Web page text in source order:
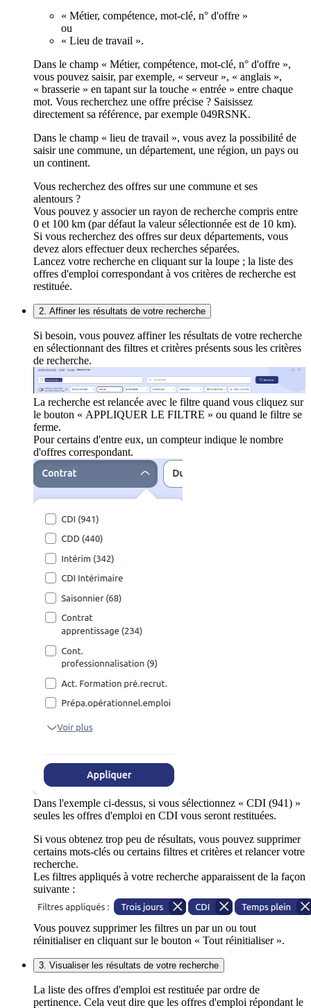
« Métier, compétence, mot-clé, n° d'offre »
ou
« Lieu de travail ».
Dans le champ « Métier, compétence, mot-clé, n° d'offre »,
vous pouvez saisir, par exemple, « serveur », « anglais »,
« brasserie » en tapant sur la touche « entrée » entre chaque
mot. Vous recherchez une offre précise ? Saisissez
directement sa référence, par exemple 049RSNK.
Dans le champ « lieu de travail », vous avez la possibilité de
saisir une commune, un département, une région, un pays ou
un continent.
Vous recherchez des offres sur une commune et ses
alentours ?
Vous pouvez y associer un rayon de recherche compris entre
0 et 100 km (par défaut la valeur sélectionnée est de 10 km).
Si vous recherchez des offres sur deux départements, vous
devez alors effectuer deux recherches séparées.
Lancez votre recherche en cliquant sur la loupe ; la liste des
offres d'emploi correspondant à vos critères de recherche est
restituée.
2. Affiner les résultats de votre recherche
Si besoin, vous pouvez affiner les résultats de votre recherche
en sélectionnant des filtres et critères présents sous les critères
de recherche.
La recherche est relancée avec le filtre quand vous cliquez sur
le bouton « APPLIQUER LE FILTRE » ou quand le filtre se
ferme.
Pour certains d'entre eux, un compteur indique le nombre
d'offres correspondant.
Dans l'exemple ci-dessus, si vous sélectionnez « CDI (941) »
seules les offres d'emploi en CDI vous seront restituées.
Si vous obtenez trop peu de résultats, vous pouvez supprimer
certains mots-clés ou certains filtres et critères et relancer votre
recherche.
Les filtres appliqués à votre recherche apparaissent de la façon
suivante :
Vous pouvez supprimer les filtres un par un ou tout
réinitialiser en cliquant sur le bouton « Tout réinitialiser ».
3. Visualiser les résultats de votre recherche
La liste des offres d'emploi est restituée par ordre de
pertinence. Cela veut dire que les offres d'emploi répondant le